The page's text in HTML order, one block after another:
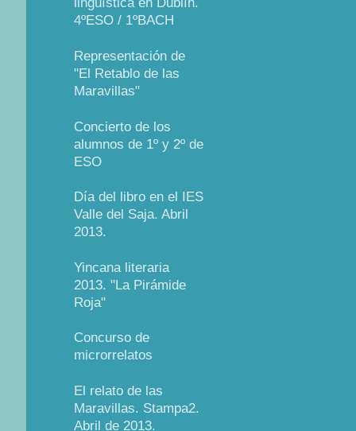
lingüística en Dublín.
4ºESO / 1ºBACH
Representación de
"El Retablo de las
Maravillas"
Concierto de los
alumnos de 1º y 2º de
ESO
Día del libro en el IES
Valle del Saja. Abril
2013.
Yincana literaria
2013. "La Pirámide
Roja"
Concurso de
microrrelatos
El relato de las
Maravillas. Stampa2.
Abril de 2013.